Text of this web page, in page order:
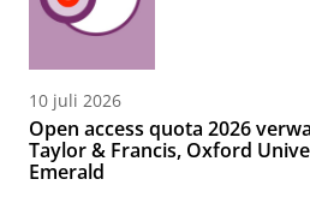
10 juli 2026
Open access quota 2026
Taylor & Francis, Oxford
Emerald